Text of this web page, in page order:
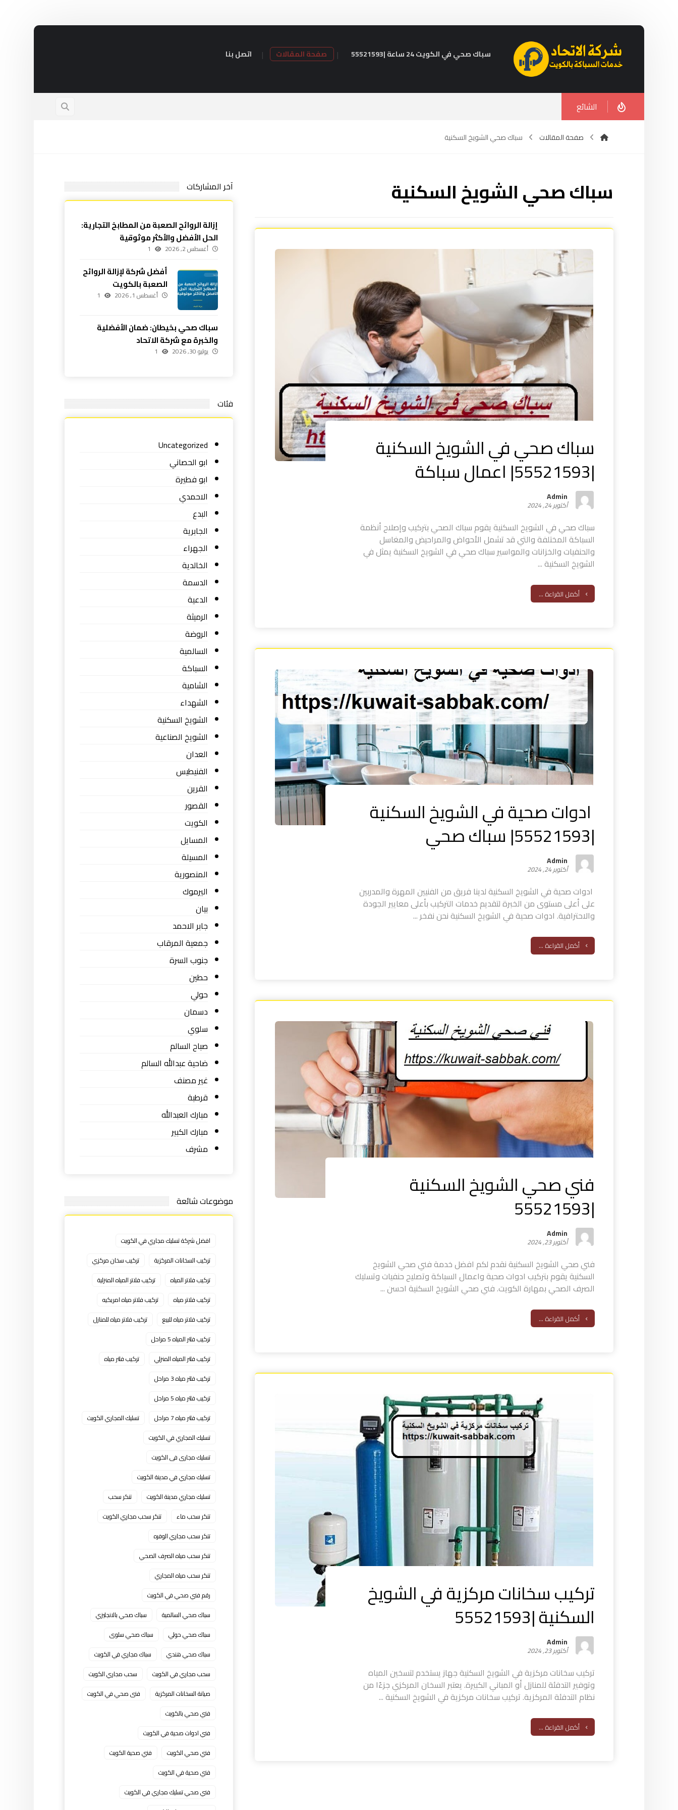
سباك صحي في الكويت 24 ساعة |55521593 صفحة المقالات اتصل بنا
الشائع
صفحة المقالات سباك صحي الشويخ السكنية
سباك صحي الشويخ السكنية
سباك صحي في الشويخ السكنية
|55521593| اعمال سباكة
Admin
أكتوبر 24, 2024
سباك صحي في الشويخ السكنية يقوم سباك الصحي بتركيب وإصلاح أنظمة
السباكة المختلفة والتي قد تشمل الأحواض والمراحيض والمغاسل
والحنفيات والخزانات والمواسير سباك صحي في الشويخ السكنية يمثل في
الشويخ السكنية ...
أكمل القراءة ...
ادوات صحية في الشويخ السكنية
|55521593| سباك صحي
Admin
أكتوبر 24, 2024
ادوات صحية في الشويخ السكنية لدينا فريق من الفنيين المهرة والمدربين
على أعلى مستوى من الخبرة لتقديم خدمات التركيب بأعلى معايير الجودة
والاحترافية. ادوات صحية في الشويخ السكنية نحن نفخر ...
أكمل القراءة ...
فني صحي الشويخ السكنية
|55521593
Admin
أكتوبر 23, 2024
فني صحي الشويخ السكنية نقدم لكم افضل خدمة فني صحي الشويخ
السكنية يقوم بتركيب ادوات صحية واعمال السباكة وتصليح حنفيات وتسليك
الصرف الصحي بمهارة الكويت. فني صحي الشويخ السكنية احسن ...
أكمل القراءة ...
تركيب سخانات مركزية في الشويخ
السكنية |55521593
Admin
أكتوبر 23, 2024
تركيب سخانات مركزية في الشويخ السكنية جهاز يستخدم لتسخين المياه
وتوفير التدفئة للمنازل أو المباني الكبيرة. يعتبر السخان المركزي جزءًا من
نظام التدفئة المركزية. تركيب سخانات مركزية في الشويخ السكنية ...
أكمل القراءة ...
آخر المشاركات
إزالة الروائح الصعبة من المطابخ التجارية:
الحل الأفضل والأكثر موثوقية
أغسطس 2, 2026 1
أفضل شركة لإزالة الروائح
الصعبة بالكويت
أغسطس 1, 2026 1
سباك صحي بخيطان: ضمان الأفضلية
والخبرة مع شركة الاتحاد
يوليو 30, 2026 1
فئات
Uncategorized
ابو الحصاني
ابو فطيرة
الاحمدي
البدع
الجابرية
الجهراء
الخالدية
الدسمة
الدعية
الرميثة
الروضة
السالمية
السباكة
الشامية
الشهداء
الشويخ السكنية
الشويخ الصناعية
العدان
الفنيطيس
القرين
القصور
الكويت
المسايل
المسيلة
المنصورية
اليرموك
بيان
جابر الاحمد
جمعية المرقاب
جنوب السرة
حطين
حولي
دسمان
سلوي
صباح السالم
ضاحية عبدالله السالم
غير مصنف
قرطبة
مبارك العبدالله
مبارك الكبير
مشرف
موضوعات شائعة
افضل شركة تسليك مجاري في الكويت
تركيب السخانات المركزية
تركيب سخان مركزي
تركيب فلاتر المياه
تركيب فلاتر المياه المنزلية
تركيب فلاتر مياه
تركيب فلاتر مياه امريكيه
تركيب فلاتر مياه للبيع
تركيب فلاتر مياه للمنازل
تركيب فلتر المياه 5 مراحل
تركيب فلتر المياه المنزلي
تركيب فلتر مياه
تركيب فلتر مياه 3 مراحل
تركيب فلتر مياه 5 مراحل
تركيب فلتر مياه 7 مراحل
تسليك المجاري الكويت
تسليك المجاري في الكويت
تسليك مجارى فى الكويت
تسليك مجاري في مدينة الكويت
تسليك مجاري مدينة الكويت
تنكر سحب
تنكر سحب ماء
تنكر سحب مجاري الكويت
تنكر سحب مجاري الوفره
تنكر سحب مياه الصرف الصحي
تنكر سحب مياه المجاري
رقم فني صحي في الكويت
سباك صحي السالمية
سباك صحي بالانجليزي
سباك صحي حولي
سباك صحي سلوى
سباك صحي هندي
سباك مجاري في الكويت
سحب مجاري في الكويت
سحب مجاري الكويت
صيانة السخانات المركزية
فنى صحي في الكويت
فني صحي بالكويت
فني ادوات صحية في الكويت
فني صحي الكويت
فني صحية الكويت
فني صحية في الكويت
فني صحي تسليك مجاري في الكويت